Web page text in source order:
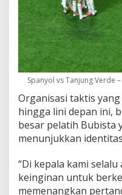
Spanyol vs Tanjung Verde
Organisasi taktis
hingga lini depan ini,
besar pelatih Bubista
menunjukkan
“Di kepala kami
keinginan untuk
memenangkan